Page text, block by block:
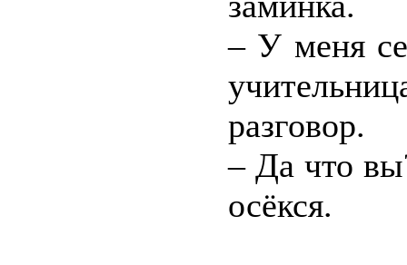
– У меня
разговор.
– Да что
осёкся.